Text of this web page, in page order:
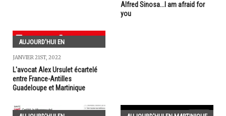
Alfred Sinosa...I am afraid for
you
AUJOURD'HUI EN
GUADELOUPE
JANVIER 21ST, 2022
L'avocat Alex Ursulet écartelé
entre France-Antilles
Guadeloupe et Martinique